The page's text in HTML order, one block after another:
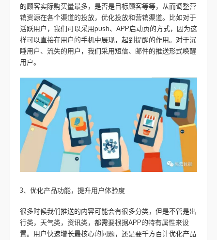
的顾客实际购买量最多，是否是目标顾客等等，从而调整营
销资源在各个渠道的投放，优化投放和营销渠道。比如对于
活跃用户，我们可以采用push、APP启动页的方式，因为这
样可以直接在用户的手机中展现，起到提醒的作用。对于沉
睡用户、流失的用户，我们采用短信、邮件的推送形式唤醒
用户。
3、优化产品功能，提升用户体验度
很多时候我们推送的内容可能会有很多分类，但是不管是出
行类，天气类，资讯类，都需要根据APP的特有属性来设
置。用户快速增长最核心的问题，还是要千方百计优化产品